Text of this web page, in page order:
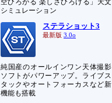
空ひろがる 楽しさひろげる」天文
シミュレーション
ステラショット3
最新版 3.0o
純国産のオールインワン天体撮影
ソフトがパワーアップ。ライブス
タックやオートフォーカスなど新
機能も搭載